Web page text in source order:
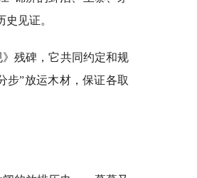
见证。
残碑，它共同约定和规
步”放运木材，保证各取